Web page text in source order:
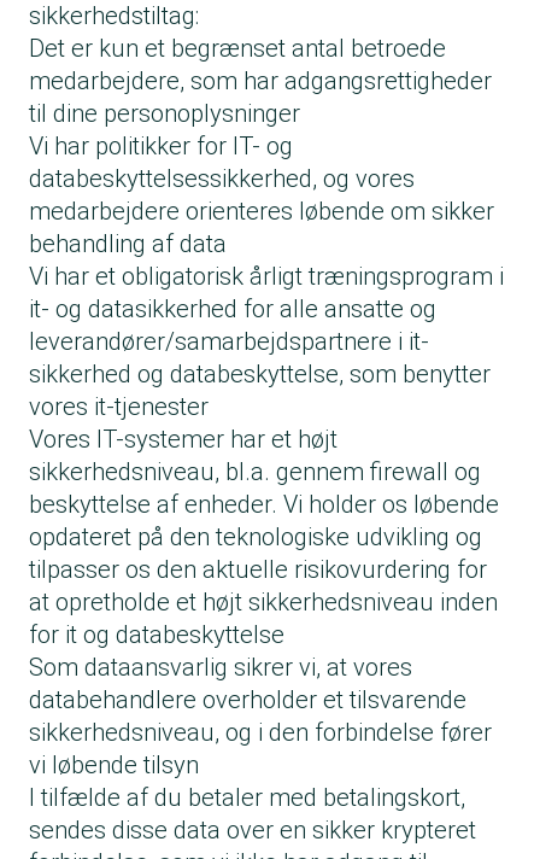
sikkerhedstiltag:
Det er kun et begrænset antal betroede
medarbejdere, som har adgangsrettigheder
til dine personoplysninger
Vi har politikker for IT- og
databeskyttelsessikkerhed, og vores
medarbejdere orienteres løbende om sikker
behandling af data
Vi har et obligatorisk årligt træningsprogram i
it- og datasikkerhed for alle ansatte og
leverandører/samarbejdspartnere i it-
sikkerhed og databeskyttelse, som benytter
vores it-tjenester
Vores IT-systemer har et højt
sikkerhedsniveau, bl.a. gennem firewall og
beskyttelse af enheder. Vi holder os løbende
opdateret på den teknologiske udvikling og
tilpasser os den aktuelle risikovurdering for
at opretholde et højt sikkerhedsniveau inden
for it og databeskyttelse
Som dataansvarlig sikrer vi, at vores
databehandlere overholder et tilsvarende
sikkerhedsniveau, og i den forbindelse fører
vi løbende tilsyn
I tilfælde af du betaler med betalingskort,
sendes disse data over en sikker krypteret